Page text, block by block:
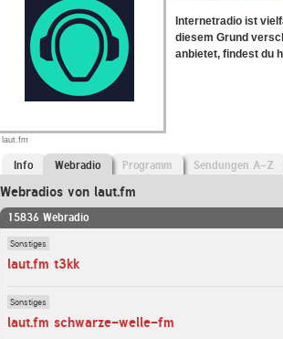
Internetradio ist
diesem Grund
anbietet, findest du
Info Webradio Programm Sendungen A-Z
Webradios von laut.fm
15836 Webradio
Sonstiges
laut.fm t3kk
Sonstiges
laut.fm schwarze-welle-fm